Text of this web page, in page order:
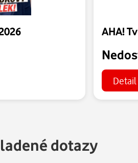
AHA!
Detail
dotazy